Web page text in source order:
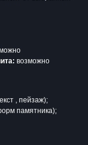
возможно
, пейзаж);
памятника);